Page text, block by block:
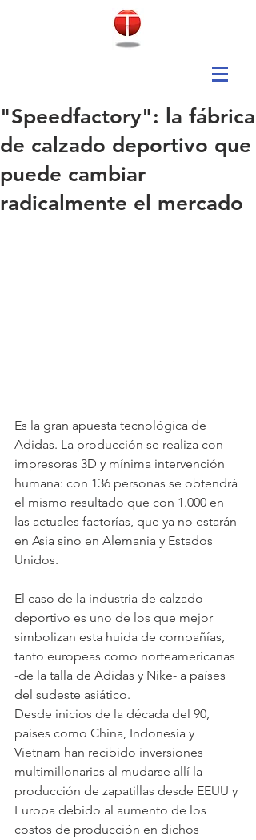
"Speedfactory": la fábrica
de calzado deportivo que
puede cambiar
radicalmente el mercado
Es la gran apuesta tecnológica de
Adidas. La producción se realiza con
impresoras 3D y mínima intervención
humana: con 136 personas se obtendrá
el mismo resultado que con 1.000 en
las actuales factorías, que ya no estarán
en Asia sino en Alemania y Estados
Unidos.
El caso de la industria de calzado
deportivo es uno de los que mejor
simbolizan esta huida de compañías,
tanto europeas como norteamericanas
-de la talla de Adidas y Nike- a países
del sudeste asiático.
Desde inicios de la década del 90,
países como China, Indonesia y
Vietnam han recibido inversiones
multimillonarias al mudarse allí la
producción de zapatillas desde EEUU y
Europa debido al aumento de los
costos de producción en dichos